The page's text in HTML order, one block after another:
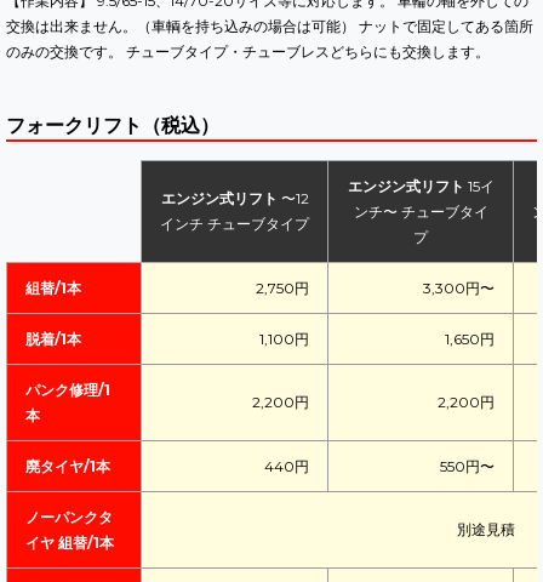
交換は出来ません。（車輌を持ち込みの場合は可能） ナットで固定してある箇所
のみの交換です。 チューブタイプ・チューブレスどちらにも交換します。
フォークリフト（税込）
エンジン式リフト 〜12
インチ チューブタイプ
エンジン式リフト 15イ
ンチ〜 チューブタイ
プ
組替/1本 2,750円 3,300円〜
脱着/1本 1,100円 1,650円
パンク修理/1
本
2,200円 2,200円
廃タイヤ/1本 440円 550円〜
ノーパンクタ
イヤ 組替/1本
別途見積